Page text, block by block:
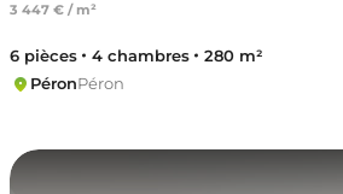
3 447 € / m²
6 pièces 4 chambres
280 m²
PéronPéron